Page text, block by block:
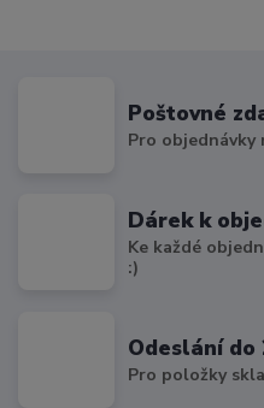
Poštovné
Pro objednávky
Dárek k
Ke každé
:)
Odeslání do
Pro položky